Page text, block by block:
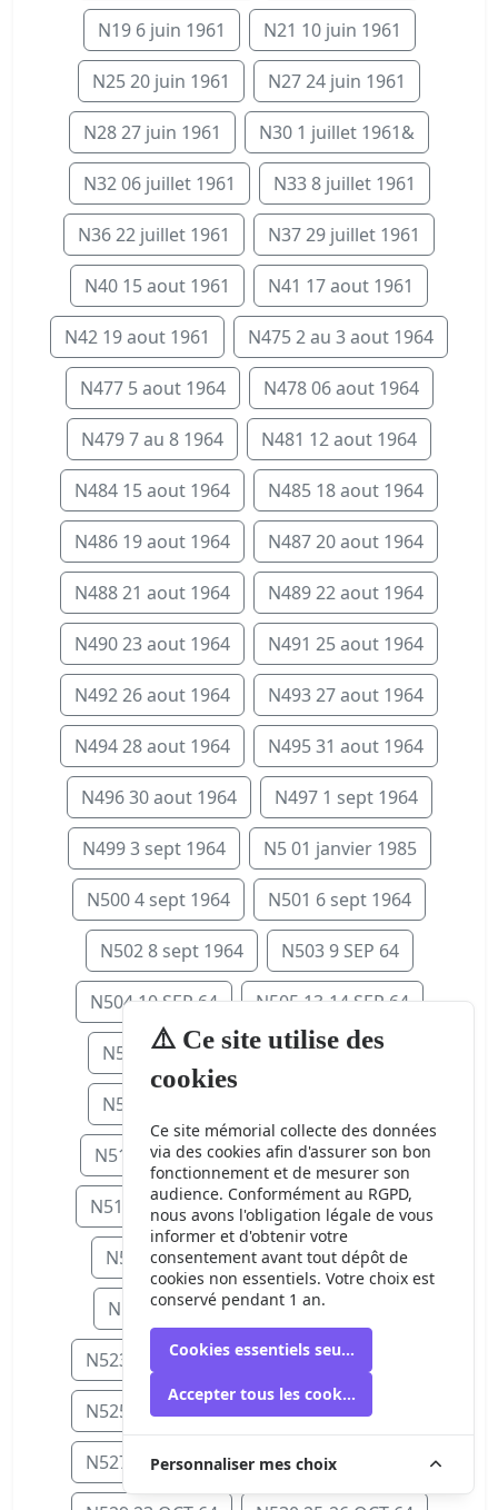
N19 6 juin 1961 N21 10 juin 1961
N25 20 juin 1961 N27 24 juin 1961
N28 27 juin 1961 N30 1 juillet 1961&
N32 06 juillet 1961 N33 8 juillet 1961
N36 22 juillet 1961 N37 29 juillet 1961
N40 15 aout 1961 N41 17 aout 1961
N42 19 aout 1961 N475 2 au 3 aout 1964
N477 5 aout 1964 N478 06 aout 1964
N479 7 au 8 1964 N481 12 aout 1964
N484 15 aout 1964 N485 18 aout 1964
N486 19 aout 1964 N487 20 aout 1964
N488 21 aout 1964 N489 22 aout 1964
N490 23 aout 1964 N491 25 aout 1964
N492 26 aout 1964 N493 27 aout 1964
N494 28 aout 1964 N495 31 aout 1964
N496 30 aout 1964 N497 1 sept 1964
N499 3 sept 1964 N5 01 janvier 1985
N500 4 sept 1964 N501 6 sept 1964
N502 8 sept 1964 N503 9 SEP 64
N504 10 SEP 64 N505 13-14 SEP 64
N506 15 SEP 64 N507 16 SEP 64
N508 17 SEP 64
N511 20-21 SEP 64 N512 23 SEP 6
N514 25 SEP 64 N515 27-28 SEP 64
N516 30 SEP 64 N518 5 OCT 64
N519 6 OCT 64 N522 9 OCT 64
N523 11-12 OCT 64 N524 13 OCT 64
N525 15 OCT 64 N526 16-17 OCT 64
N527 17-18 OCT 64 N528 21 OCT 64
⚠️ Ce site utilise des
cookies
Ce site mémorial collecte des données
via des cookies afin d'assurer son bon
fonctionnement et de mesurer son
audience. Conformément au RGPD,
nous avons l'obligation légale de vous
informer et d'obtenir votre
consentement avant tout dépôt de
cookies non essentiels. Votre choix est
conservé pendant 1 an.
Cookies essentiels seulement
Accepter tous les cookies
Personnaliser mes choix